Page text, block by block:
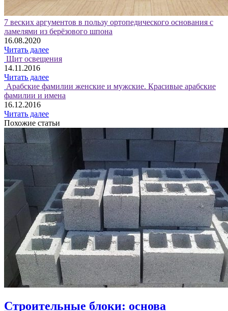
7 веских аргументов в пользу ортопедического основания с
ламелями из берёзового шпона
16.08.2020
Читать далее
Щит освещения
14.11.2016
Читать далее
Арабские фамилии женские и мужские. Красивые арабские
фамилии и имена
16.12.2016
Читать далее
Похожие статьи
Строительные блоки: основа